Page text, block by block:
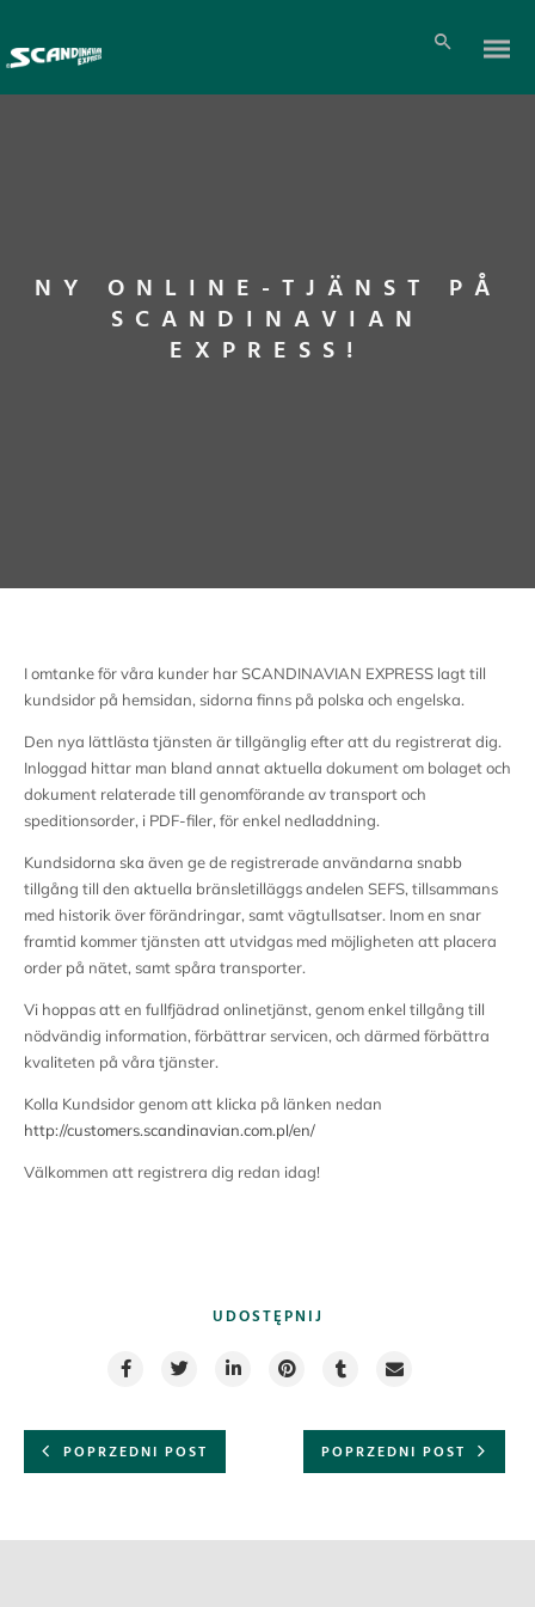
NY ONLINE-TJÄNST PÅ
SCANDINAVIAN
EXPRESS!
I omtanke för våra kunder har SCANDINAVIAN EXPRESS lagt till
kundsidor på hemsidan, sidorna finns på polska och engelska.
Den nya lättlästa tjänsten är tillgänglig efter att du registrerat dig.
Inloggad hittar man bland annat aktuella dokument om bolaget och
dokument relaterade till genomförande av transport och
speditionsorder, i PDF-filer, för enkel nedladdning.
Kundsidorna ska även ge de registrerade användarna snabb
tillgång till den aktuella bränsletilläggs andelen SEFS, tillsammans
med historik över förändringar, samt vägtullsatser. Inom en snar
framtid kommer tjänsten att utvidgas med möjligheten att placera
order på nätet, samt spåra transporter.
Vi hoppas att en fullfjädrad onlinetjänst, genom enkel tillgång till
nödvändig information, förbättrar servicen, och därmed förbättra
kvaliteten på våra tjänster.
Kolla Kundsidor genom att klicka på länken nedan
http://customers.scandinavian.com.pl/en/
Välkommen att registrera dig redan idag!
UDOSTĘPNIJ
POPRZEDNI POST POPRZEDNI POST